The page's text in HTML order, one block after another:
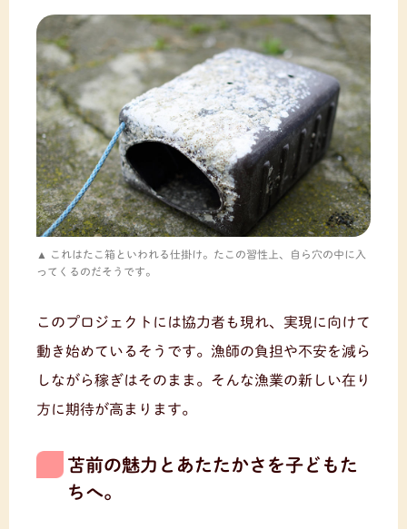
これはたこ箱といわれる仕掛け。たこの習性上、自ら穴の中に入
ってくるのだそうです。
このプロジェクトには協力者も現れ、実現に向けて
動き始めているそうです。漁師の負担や不安を減ら
しながら稼ぎはそのまま。そんな漁業の新しい在り
方に期待が高まります。
苫前の魅力とあたたかさを子どもた
ちへ。